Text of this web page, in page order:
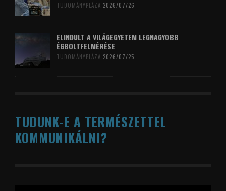
TUDOMÁNYPLÁZA 2026/07/26
ELINDULT A VILÁGEGYETEM LEGNAGYOBB
ÉGBOLTFELMÉRÉSE
TUDOMÁNYPLÁZA 2026/07/25
TUDUNK-E A TERMÉSZETTEL
KOMMUNIKÁLNI?